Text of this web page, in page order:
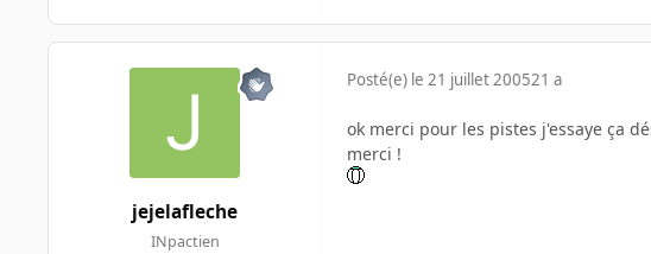
jejelafleche
INpactien
Posté(e) le 21 juillet 200521 a
ok merci pour les pistes j'essaye ça
merci !